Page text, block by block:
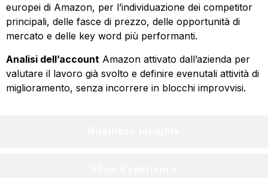
europei di Amazon, per l’individuazione dei competitor
principali, delle fasce di prezzo, delle opportunità di
mercato e delle key word più performanti.
Analisi dell’account Amazon attivato dall’azienda per
valutare il lavoro già svolto e definire evenutali attività di
miglioramento, senza incorrere in blocchi improvvisi.